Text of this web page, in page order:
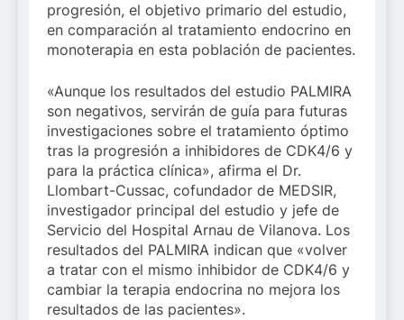
progresión, el objetivo primario del estudio,
en comparación al tratamiento endocrino en
monoterapia en esta población de pacientes.
«Aunque los resultados del estudio PALMIRA
son negativos, servirán de guía para futuras
investigaciones sobre el tratamiento óptimo
tras la progresión a inhibidores de CDK4/6 y
para la práctica clínica», afirma el Dr.
Llombart-Cussac, cofundador de MEDSIR,
investigador principal del estudio y jefe de
Servicio del Hospital Arnau de Vilanova. Los
resultados del PALMIRA indican que «volver
a tratar con el mismo inhibidor de CDK4/6 y
cambiar la terapia endocrina no mejora los
resultados de las pacientes».